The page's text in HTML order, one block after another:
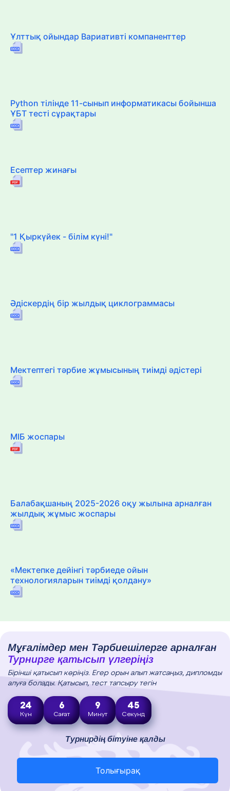
Ұлттық ойындар Вариативті компаненттер
Python тілінде 11-сынып информатикасы бойынша
ҰБТ тесті сұрақтары
Есептер жинағы
"1 Қыркүйек - білім күні!"
Әдіскердің бір жылдық циклограммасы
Мектептегі тәрбие жұмысының тиімді әдістері
МІБ жоспары
Балабақшаның 2025-2026 оқу жылына арналған
жылдық жұмыс жоспары
«Мектепке дейінгі тәрбиеде ойын
технологияларын тиімді қолдану»
Мұғалімдер мен Тәрбиешілерге арналған
Турнирге қатысып үлгеріңіз
Бірінші қатысып көріңіз. Егер орын алып жатсаңыз, дипломды
алуға болады. Қатысып, тест тапсыру тегін
24
Күн
6
Сағат
9
Минут
44
Секунд
Турнирдің бітуіне қалды
Толығырақ